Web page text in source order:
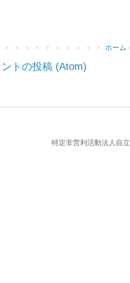
ホーム
ントの投稿 (Atom)
特定非営利活動法人自